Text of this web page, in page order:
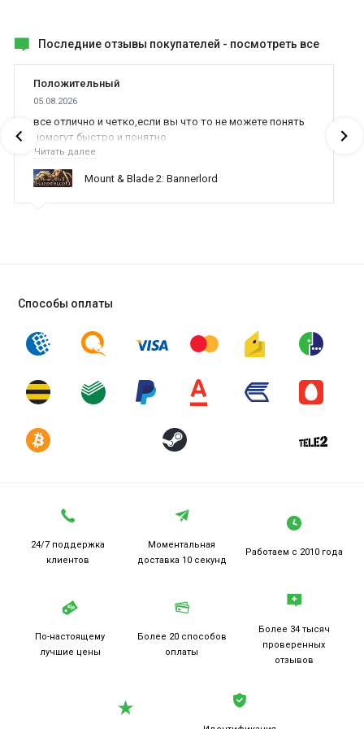
Последние отзывы покупателей - посмотреть все
Положительный
05.08.2026
все отлично и четко,если вы что то не можете понять
помогут быстро и понятно
Читать далее
Mount & Blade 2: Bannerlord
Способы оплаты
24/7 поддержка
клиентов
Моментальная
доставка 10 секунд
Работаем с 2010 года
По-настоящему
лучшие цены
Более 20 способов
оплаты
Более 34 тысяч
проверенных
отзывов